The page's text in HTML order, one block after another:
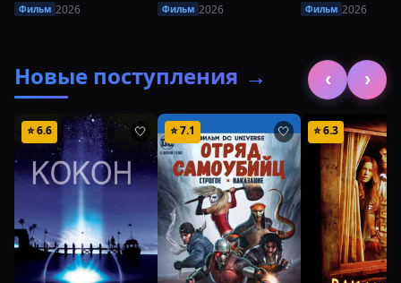
Фильм 2026 Фильм 2026 Фильм 2026
Новые поступления → ‹ ›
⭐6.6 🤍 ⭐7.1 🤍 ⭐6.3